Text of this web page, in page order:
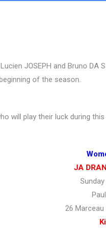
JOSEPH and Bruno
of the season.
will play their luck during this
JA
26 Marceau